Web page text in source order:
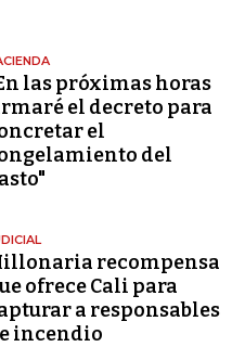
las próximas horas
el decreto para
el
del
recompensa
ofrece Cali para
a responsables
incendio